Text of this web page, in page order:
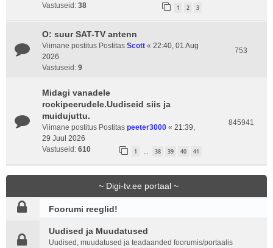
Vastuseid: 38 1 2 3
O: suur SAT-TV antenn
Viimane postitus Postitas Scott « 22:40, 01 Aug
2026
Vastuseid: 9
753
Midagi vanadele
rockipeerudele.Uudiseid siis ja
muidujuttu.
Viimane postitus Postitas peeter3000 « 21:39,
29 Juul 2026
Vastuseid: 610 1 … 38 39 40 41
845941
~ Digi-tv.ee portaal ~
Foorumi reeglid!
Uudised ja Muudatused
Uudised, muudatused ja teadaanded foorumis/portaalis